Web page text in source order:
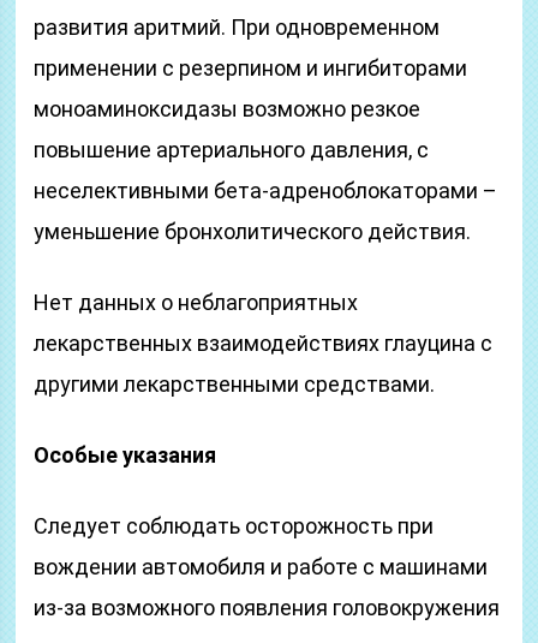
развития аритмий. При одновременном
применении с резерпином и ингибиторами
моноаминоксидазы возможно резкое
повышение артериального давления, с
неселективными бета-адреноблокаторами –
уменьшение бронхолитического действия.
Нет данных о неблагоприятных
лекарственных взаимодействиях глауцина с
другими лекарственными средствами.
Особые указания
Следует соблюдать осторожность при
вождении автомобиля и работе с машинами
из-за возможного появления головокружения